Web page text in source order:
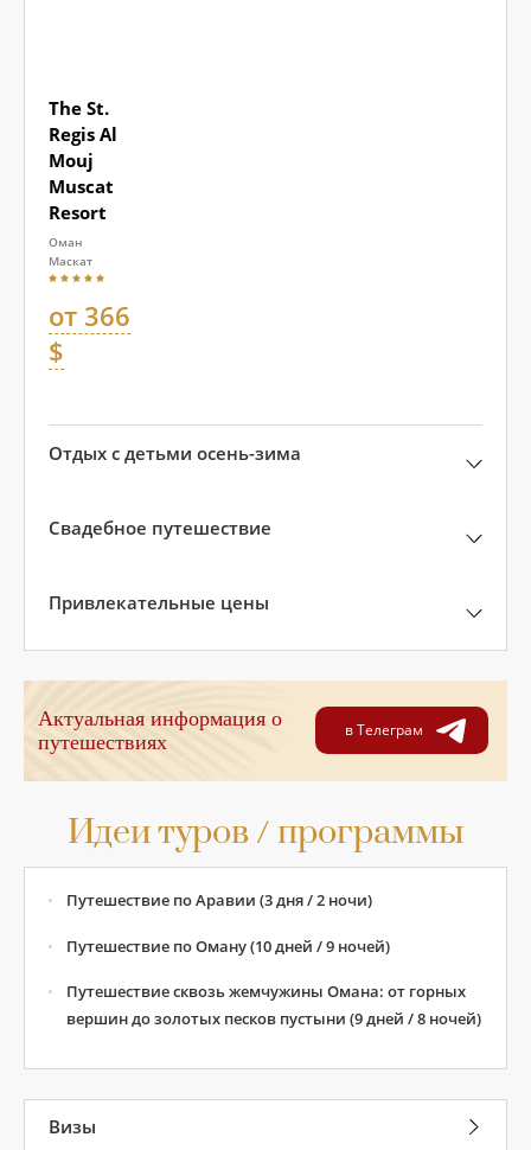
The St.
Regis Al
Mouj
Muscat
Resort
Оман
Маскат
от 366
$
Отдых с детьми осень-зима
Свадебное путешествие
Привлекательные цены
Актуальная информация о
путешествиях
в Телеграм
Идеи туров / программы
Путешествие по Аравии (3 дня / 2 ночи)
Путешествие по Оману (10 дней / 9 ночей)
Путешествие сквозь жемчужины Омана: от горных
вершин до золотых песков пустыни (9 дней / 8 ночей)
Визы